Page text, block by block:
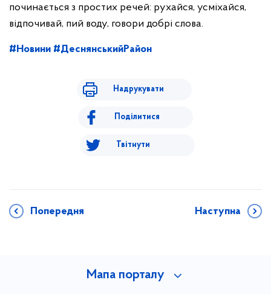
починається з простих речей: рухайся, усміхайся,
відпочивай, пий воду, говори добрі слова.
#Новини #ДеснянськийРайон
Надрукувати
Поділитися
Твітнути
Попередня Наступна
Мапа порталу